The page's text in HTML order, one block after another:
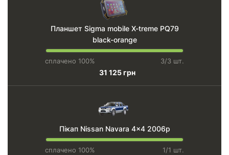
Планшет Sigma mobile X-treme PQ79
black-orange
сплачено 100% 3/3 шт.
31 125 грн
Пікап Nissan Navara 4x4 2006р
сплачено 100% 1/1 шт.